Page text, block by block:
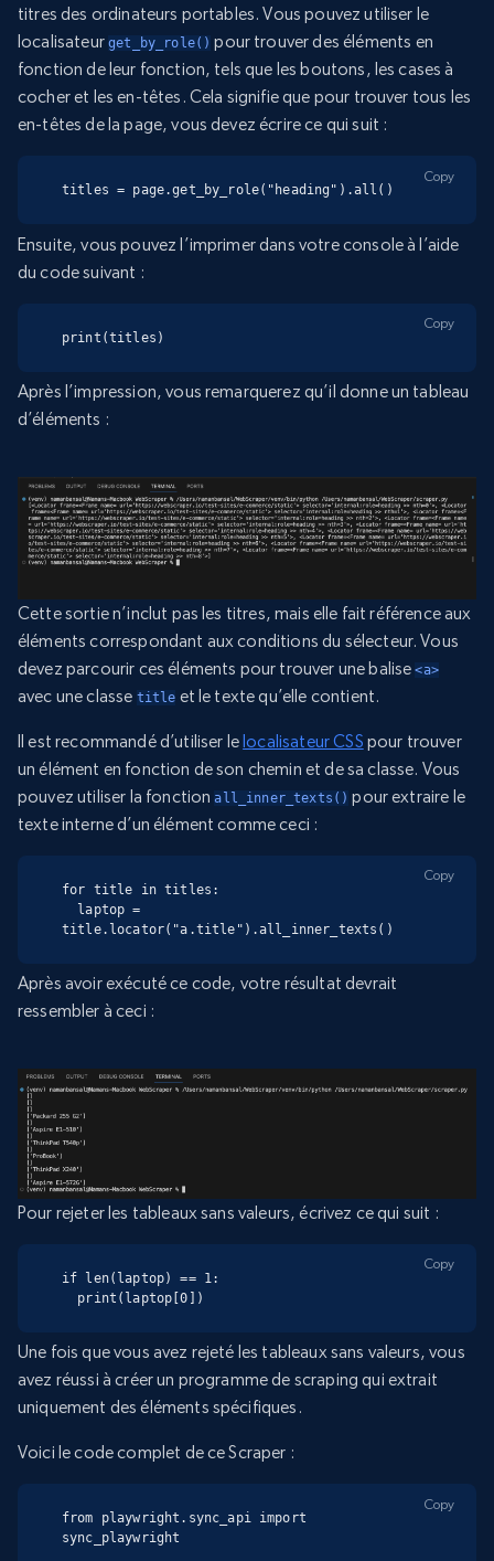
titres des ordinateurs portables. Vous pouvez utiliser le
localisateurget_by_role() pour trouver des éléments en
fonction de leur fonction, tels que les boutons, les cases à
cocher et les en-têtes. Cela signifie que pour trouver tous les
en-têtes de la page, vous devez écrire ce qui suit :
titles = page.get_by_role("heading").all()
Copy
Ensuite, vous pouvez l’imprimer dans votre console à l’aide
du code suivant :
print(titles)
Copy
Après l’impression, vous remarquerez qu’il donne un tableau
d’éléments :
Cette sortie n’inclut pas les titres, mais elle fait référence aux
éléments correspondant aux conditions du sélecteur. Vous
devez parcourir ces éléments pour trouver une balise<a>
avec une classe title et le texte qu’elle contient.
Il est recommandé d’utiliser lelocalisateur CSS pour trouver
un élément en fonction de son chemin et de sa classe. Vous
pouvez utiliser la fonctionall_inner_texts() pour extraire le
texte interne d’un élément comme ceci :
for title in titles:
title.locator("a.title").all_inner_texts()
Copy
Après avoir exécuté ce code, votre résultat devrait
ressembler à ceci :
Pour rejeter les tableaux sans valeurs, écrivez ce qui suit :
if len(laptop) == 1:
  print(laptop[0])
Copy
Une fois que vous avez rejeté les tableaux sans valeurs, vous
avez réussi à créer un programme de scraping qui extrait
uniquement des éléments spécifiques.
Voici le code complet de ce Scraper :
from playwright.sync_api import
sync_playwright
Copy